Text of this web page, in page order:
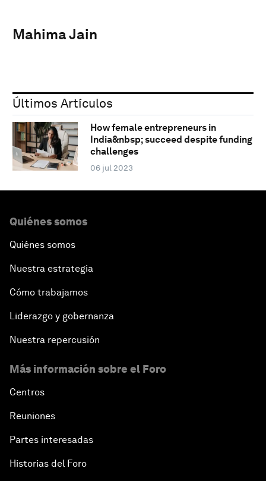
Mahima Jain
Últimos Artículos
How female entrepreneurs in
India&nbsp; succeed despite funding
challenges
06 jul 2023
Quiénes somos
Quiénes somos
Nuestra estrategia
Cómo trabajamos
Liderazgo y gobernanza
Nuestra repercusión
Más información sobre el Foro
Centros
Reuniones
Partes interesadas
Historias del Foro